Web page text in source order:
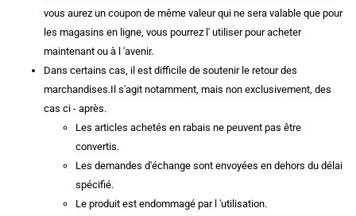
vous aurez un coupon de même valeur qui ne sera valable que pour
les magasins en ligne, vous pourrez l' utiliser pour acheter
maintenant ou à l 'avenir.
Dans certains cas, il est difficile de soutenir le retour des
marchandises.Il s'agit notamment, mais non exclusivement, des
cas ci - après.
Les articles achetés en rabais ne peuvent pas être
convertis.
Les demandes d'échange sont envoyées en dehors du délai
spécifié.
Le produit est endommagé par l 'utilisation.